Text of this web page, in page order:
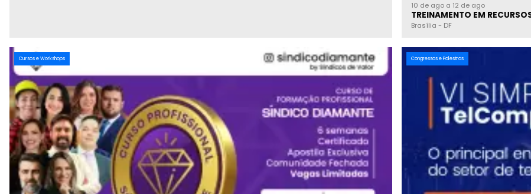
10 de ago a 12 de ago
TREINAMENTO EM
Brasília - DF
Cursos e Workshops Congressos e Palestras